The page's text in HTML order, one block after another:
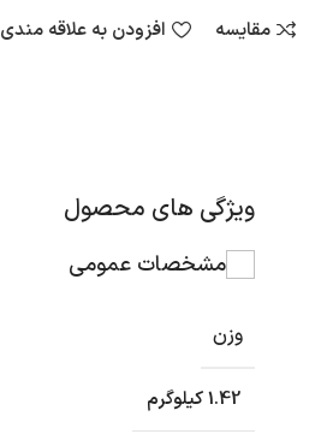
مقایسه افزودن به علاقه مندی
ویژگی های محصول
مشخصات عمومی
وزن
1.42 کیلوگرم